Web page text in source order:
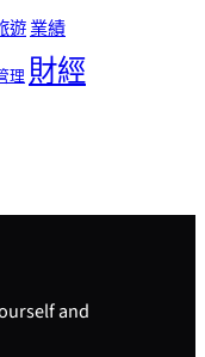
遊業績
理財經
and